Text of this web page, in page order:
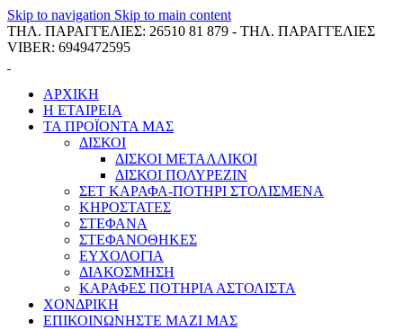
Skip to navigation Skip to main content
ΤΗΛ. ΠΑΡΑΓΓΕΛΙΕΣ: 26510 81 879 - ΤΗΛ. ΠΑΡΑΓΓΕΛΙΕΣ
VIBER: 6949472595
ΑΡΧΙΚΗ
Η ΕΤΑΙΡΕΙΑ
ΤΑ ΠΡΟΪΟΝΤΑ ΜΑΣ
ΔΙΣΚΟΙ
ΔΙΣΚΟΙ ΜΕΤΑΛΛΙΚΟΙ
ΔΙΣΚΟΙ ΠΟΛΥΡΕΖΙΝ
ΣΕΤ ΚΑΡΑΦΑ-ΠΟΤΗΡΙ ΣΤΟΛΙΣΜΕΝΑ
ΚΗΡΟΣΤΑΤΕΣ
ΣΤΕΦΑΝΑ
ΣΤΕΦΑΝΟΘΗΚΕΣ
ΕΥΧΟΛΟΓΙΑ
ΔΙΑΚΟΣΜΗΣΗ
ΚΑΡΑΦΕΣ ΠΟΤΗΡΙΑ ΑΣΤΟΛΙΣΤΑ
ΧΟΝΔΡΙΚΗ
ΕΠΙΚΟΙΝΩΝΗΣΤΕ ΜΑΖΙ ΜΑΣ